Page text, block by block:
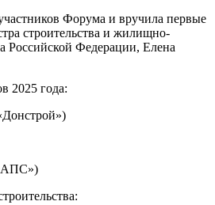
Форума и вручила первые
строительства и жилищно-
Российской Федерации, Елена
2025 года: